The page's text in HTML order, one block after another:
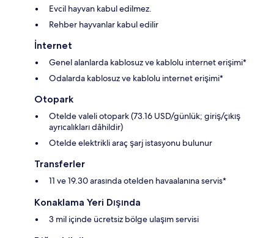
Evcil hayvan kabul edilmez.
Rehber hayvanlar kabul edilir
İnternet
Genel alanlarda kablosuz ve kablolu internet erişimi*
Odalarda kablosuz ve kablolu internet erişimi*
Otopark
Otelde valeli otopark (73.16 USD/günlük; giriş/çıkış
ayrıcalıkları dâhildir)
Otelde elektrikli araç şarj istasyonu bulunur
Transferler
11 ve 19.30 arasında otelden havaalanına servis*
Konaklama Yeri Dışında
3 mil içinde ücretsiz bölge ulaşım servisi